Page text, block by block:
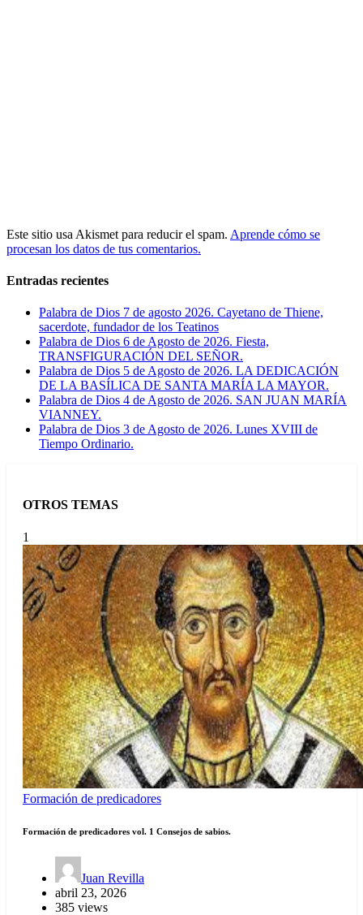
Este sitio usa Akismet para reducir el spam. Aprende cómo se
procesan los datos de tus comentarios.
Entradas recientes
Palabra de Dios 7 de agosto 2026. Cayetano de Thiene,
sacerdote, fundador de los Teatinos
Palabra de Dios 6 de Agosto de 2026. Fiesta,
TRANSFIGURACIÓN DEL SEÑOR.
Palabra de Dios 5 de Agosto de 2026. LA DEDICACIÓN
DE LA BASÍLICA DE SANTA MARÍA LA MAYOR.
Palabra de Dios 4 de Agosto de 2026. SAN JUAN MARÍA
VIANNEY.
Palabra de Dios 3 de Agosto de 2026. Lunes XVIII de
Tiempo Ordinario.
OTROS TEMAS
1
Formación de predicadores
Formación de predicadores vol. 1 Consejos de sabios.
Juan Revilla
abril 23, 2026
385 views